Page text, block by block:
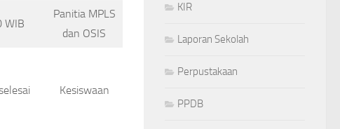
WIB
Panitia MPLS
dan OSIS
Kesiswaan
KIR
Laporan Sekolah
Perpustakaan
PPDB